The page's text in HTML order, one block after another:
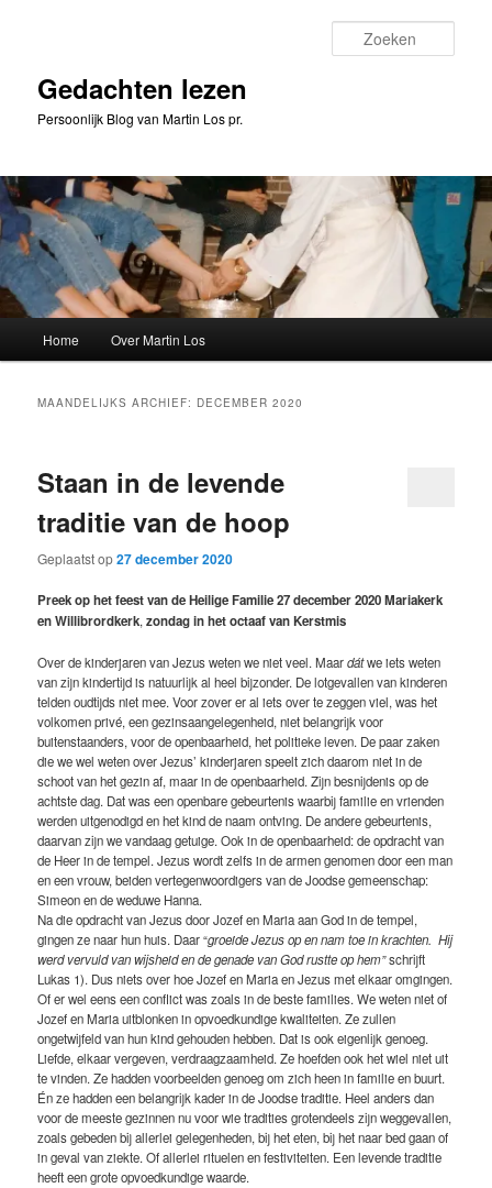
Gedachten lezen
Persoonlijk Blog van Martin Los pr.
Home Over Martin Los
MAANDELIJKS ARCHIEF: DECEMBER 2020
Staan in de levende
traditie van de hoop
Geplaatst op27 december 2020
Preek op het feest van de Heilige Familie 27 december 2020 Mariakerk
en Willibrordkerk,zondag in het octaaf van Kerstmis
Over de kinderjaren van Jezus weten we niet veel. Maardátwe iets weten
van zijn kindertijd is natuurlijk al heel bijzonder. De lotgevallen van kinderen
telden oudtijds niet mee. Voor zover er al iets over te zeggen viel, was het
volkomen privé, een gezinsaangelegenheid, niet belangrijk voor
buitenstaanders, voor de openbaarheid, het politieke leven. De paar zaken
die we wel weten over Jezus’ kinderjaren speelt zich daarom niet in de
schoot van het gezin af, maar in de openbaarheid. Zijn besnijdenis op de
achtste dag. Dat was een openbare gebeurtenis waarbij familie en vrienden
werden uitgenodigd en het kind de naam ontving. De andere gebeurtenis,
daarvan zijn we vandaag getuige. Ook in de openbaarheid: de opdracht van
de Heer in de tempel. Jezus wordt zelfs in de armen genomen door een man
en een vrouw, beiden vertegenwoordigers van de Joodse gemeenschap:
Simeon en de weduwe Hanna.
Na die opdracht van Jezus door Jozef en Maria aan God in de tempel,
gingen ze naar hun huis. Daar “groeide Jezus op en nam toe in krachten. Hij
werd vervuld van wijsheid en de genade van God rustte op hem”schrijft
Lukas 1). Dus niets over hoe Jozef en Maria en Jezus met elkaar omgingen.
Of er wel eens een conflict was zoals in de beste families. We weten niet of
Jozef en Maria uitblonken in opvoedkundige kwaliteiten. Ze zullen
ongetwijfeld van hun kind gehouden hebben. Dat is ook eigenlijk genoeg.
Liefde, elkaar vergeven, verdraagzaamheid. Ze hoefden ook het wiel niet uit
te vinden. Ze hadden voorbeelden genoeg om zich heen in familie en buurt.
Én ze hadden een belangrijk kader in de Joodse traditie. Heel anders dan
voor de meeste gezinnen nu voor wie tradities grotendeels zijn weggevallen,
zoals gebeden bij allerlei gelegenheden, bij het eten, bij het naar bed gaan of
in geval van ziekte. Of allerlei rituelen en festiviteiten. Een levende traditie
heeft een grote opvoedkundige waarde.